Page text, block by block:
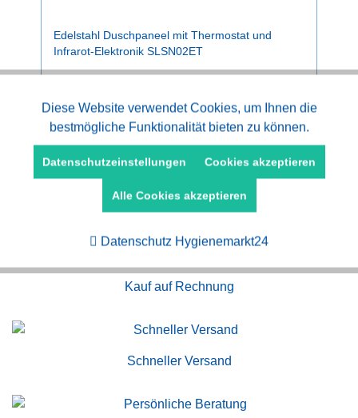
Edelstahl Duschpaneel mit Thermostat und
Infrarot-Elektronik SLSN02ET
Kauf auf Rechnung
Schneller Versand
Funktionale Aktiv
Marketing Aktiv
Diese Website verwendet Cookies, um Ihnen die
bestmögliche Funktionalität bieten zu können.
Datenschutzeinstellungen Cookies akzeptieren
Alle Cookies akzeptieren
Datenschutz Hygienemarkt24